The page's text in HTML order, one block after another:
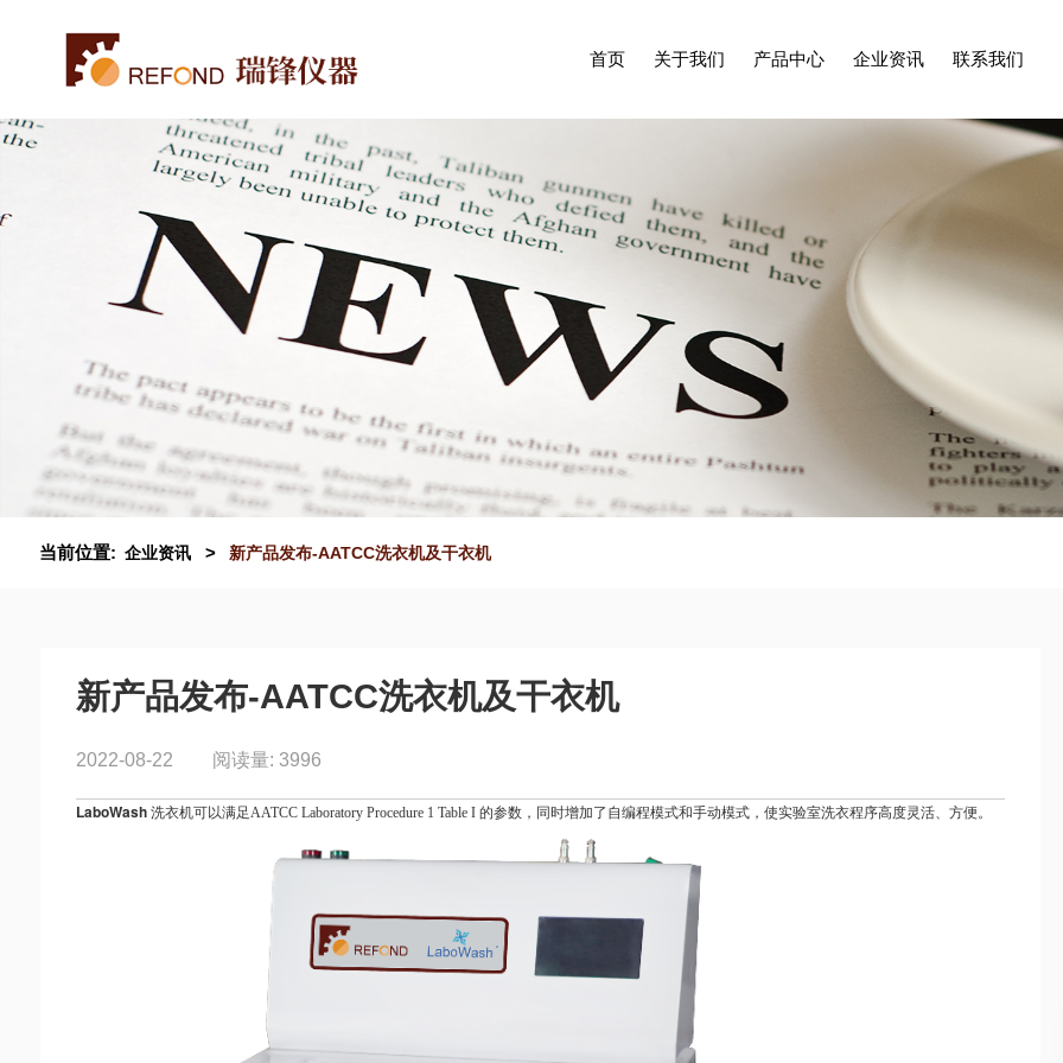
首页 关于我们 产品中心 企业资讯 联系我们
当前位置: 企业资讯 > 新产品发布-AATCC洗衣机及干衣机
新产品发布-AATCC洗衣机及干衣机
2022-08-22 阅读量: 3996
LaboWash洗衣机可以满足AATCC Laboratory Procedure 1 Table I 的参数，同时增加了自编程模式和手动模式，使实验室洗衣程序高度灵活、方便。